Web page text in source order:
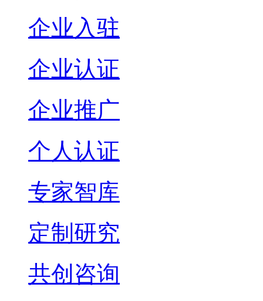
企业入驻
企业认证
企业推广
个人认证
专家智库
定制研究
共创咨询